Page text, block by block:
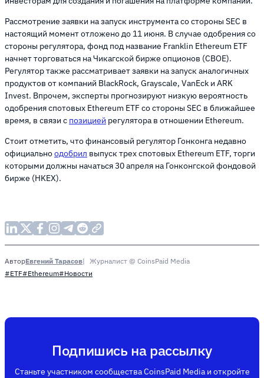
Рассмотрение заявки на запуск инструмента со стороны SEC в
настоящий момент отложено до 11 июня. В случае одобрения со
стороны регулятора, фонд под название Franklin Ethereum ETF
начнет торговаться на Чикагской бирже опционов (CBOE).
Регулятор также рассматривает заявки на запуск аналогичных
продуктов от компаний BlackRock, Grayscale, VanEck и ARK
Invest. Впрочем, эксперты прогнозируют низкую вероятность
одобрения спотовых Ethereum ETF со стороны SEC в ближайшее
время, в связи с позицией регулятора в отношении Ethereum.
Стоит отметить, что финансовый регулятор Гонконга недавно
официальноодобрил выпуск трех спотовых Ethereum ETF, торги
которыми должны начаться 30 апреля на Гонконгской фондовой
бирже (HKEX).
АвторЕвгений Тарасов
Журналист @ CoinsPaid Media
#ETF#Ethereum#Новости
Подпишись на рассылку
Станьте участником сообщества CoinsPaid Media и откройте